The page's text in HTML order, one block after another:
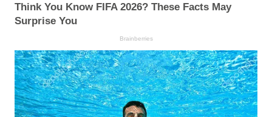
Think You Know FIFA 2026? These Facts May
Surprise You
Brainberries